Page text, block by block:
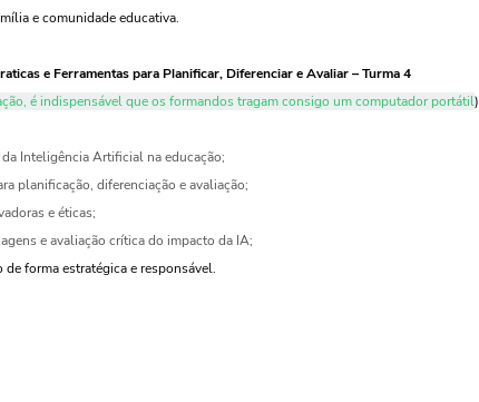
e comunidade educativa.
e Ferramentas para Planificar, Diferenciar e Avaliar – Turma 4
é indispensável que os formandos tragam consigo um computador portátil)
Inteligência Artificial na educação;
planificação, diferenciação e avaliação;
e éticas;
e avaliação crítica do impacto da IA;
forma estratégica e responsável.